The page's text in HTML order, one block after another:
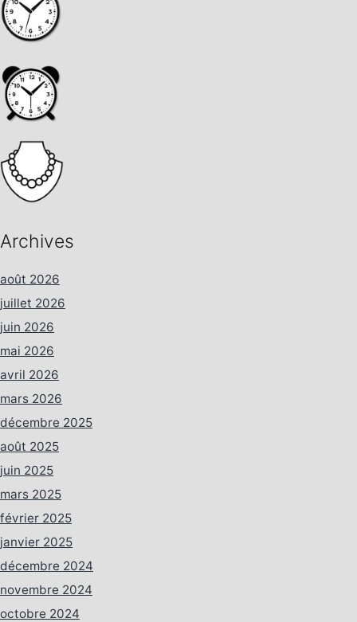
Archives
août 2026
juillet 2026
juin 2026
mai 2026
avril 2026
mars 2026
décembre 2025
août 2025
juin 2025
mars 2025
février 2025
janvier 2025
décembre 2024
novembre 2024
octobre 2024